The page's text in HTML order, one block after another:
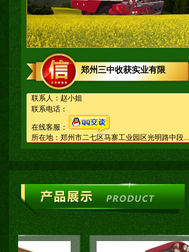
郑州三中收获实业有限
联系人：赵小姐
联系电话：
在线客服：
所在地：郑州市二七区马寨工业园区光明路中段...